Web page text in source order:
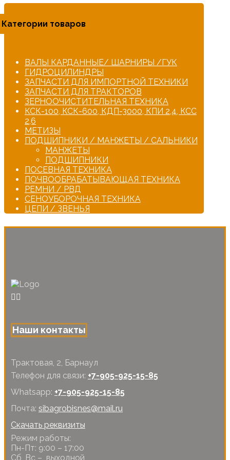
Категории товаров
ВАЛЫ КАРДАННЫЕ/ ШАРНИРЫ /ГУК
ГИДРОЦИЛИНДРЫ
ЗАПЧАСТИ ДЛЯ ИМПОРТНОЙ ТЕХНИКИ
ЗАПЧАСТИ ДЛЯ ТРАКТОРОВ
ЗЕРНООЧИСТИТЕЛЬНАЯ ТЕХНИКА
КСК-100, КСК-600, КДП-3000, КПИ 2,4, КСС
2,6
МЕТИЗЫ
ПОДШИПНИКИ / МАНЖЕТЫ / САЛЬНИКИ
МАНЖЕТЫ
ПОДШИПНИКИ
ПОСЕВНАЯ ТЕХНИКА
ПОЧВООБРАБАТЫВАЮЩАЯ ТЕХНИКА
РЕМНИ / РВД
СЕНОУБОРОЧНАЯ ТЕХНИКА
ЦЕПИ / ЗВЕНЬЯ
Наши контакты
Трактовая, 2, Барнаул
Телефон для связи: +7-905-925-15-85
Whatsapp: +7-905-925-15-85
Почта: sibagrobisnes@mail.ru
Скачать реквизиты
Режим работы:
Пн-Пт: 9:00 – 17:00
Сб, Вс – выходной